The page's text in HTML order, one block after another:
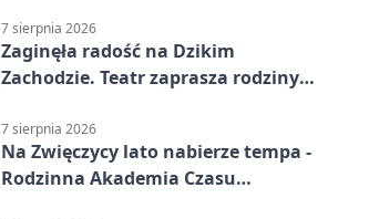
7 sierpnia 2026
Zaginęła radość na Dzikim
Zachodzie. Teatr zaprasza rodziny
7 sierpnia 2026
Na Zwięczycy lato nabierze tempa -
Rodzinna Akademia Czasu